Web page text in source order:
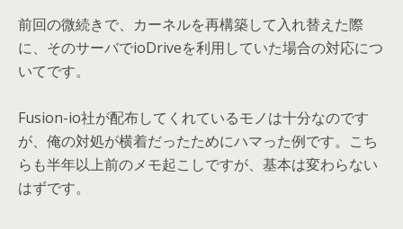
前回の微続きで、カーネルを再構築して入れ替えた際
に、そのサーバでioDriveを利用していた場合の対応につ
いてです。
Fusion-io社が配布してくれているモノは十分なのです
が、俺の対処が横着だったためにハマった例です。こち
らも半年以上前のメモ起こしですが、基本は変わらない
はずです。